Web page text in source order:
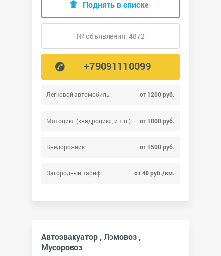
Легковой автомобиль: от 1200 руб.
Мотоцикл (квадроцикл, и т.п.): от 1000 руб.
Внедорожник: от 1500 руб.
Загородный тариф: от 40 руб./км.
Поднять в списке
№ объявления: 4872
+79091110099
Автоэвакуатор , Ломовоз ,
Мусоровоз